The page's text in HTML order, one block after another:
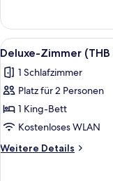
Resort
credit
per
Night)
anzeigen
eigener
Pool,
Meerblick
1,500
Net
credit
per
Alle
Fotos
für
Deluxe-
Zimmer
(THB
1,500
Net
5
Deluxe-Zimmer
1 Schlafzimmer
Platz für 2 Personen
1 King-Bett
Kostenloses WLAN
Weitere Details
Weitere